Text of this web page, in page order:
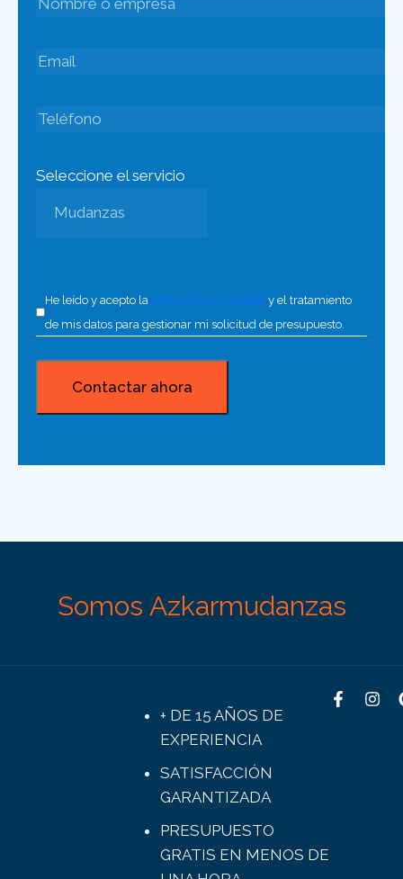
Seleccione el servicio
He leído y acepto la política de privacidad y el tratamiento
de mis datos para gestionar mi solicitud de presupuesto.
Somos Azkarmudanzas
+ DE 15 AÑOS DE
EXPERIENCIA
SATISFACCIÓN
GARANTIZADA
PRESUPUESTO
GRATIS EN MENOS DE